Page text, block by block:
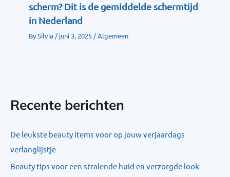
scherm? Dit is de gemiddelde schermtijd
in Nederland
BySilvia /juni 3, 2025 /Algemeen
Recente berichten
De leukste beauty items voor op jouw verjaardags
verlanglijstje
Beauty tips voor een stralende huid en verzorgde look